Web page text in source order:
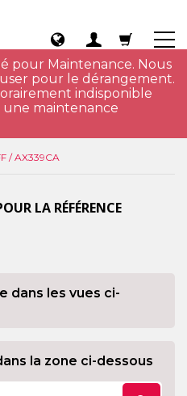
pour Maintenance. Nous
pour le dérangement.
indisponible
maintenance
/ AX339CA
LA RÉFÉRENCE
dans les vues ci-
la zone ci-dessous